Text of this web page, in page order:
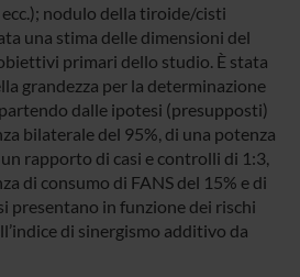
nodulo della tiroide/cisti
una stima delle dimensioni del
primari dello studio. È stata
grandezza per la determinazione
dalle ipotesi (presupposti)
bilaterale del 95%, di una potenza
rapporto di casi e controlli di 1:3,
di consumo di FANS del 15% e di
presentano in funzione dei rischi
di sinergismo additivo da